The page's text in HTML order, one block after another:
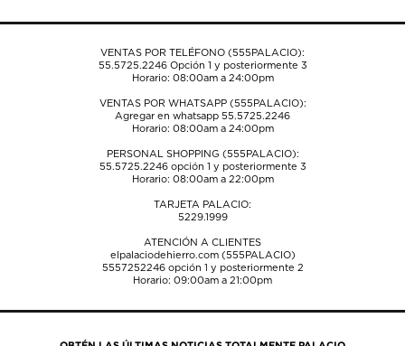
envío.envío.envío.envío.envío.
VENTAS POR TELÉFONO (555PALACIO):
55.5725.2246Opción 1 y posteriormente 3
Horario: 08:00am a 24:00pm
VENTAS POR WHATSAPP (555PALACIO):
Agregar en whatsapp 55.5725.2246
Horario: 08:00am a 24:00pm
PERSONAL SHOPPING (555PALACIO):
55.5725.2246opción 1 y posteriormente 3
Horario: 08:00am a 22:00pm
TARJETA PALACIO:
5229.1999
ATENCIÓN A CLIENTES
elpalaciodehierro.com (555PALACIO)
5557252246opción 1 y posteriormente 2
Horario: 09:00am a 21:00pm